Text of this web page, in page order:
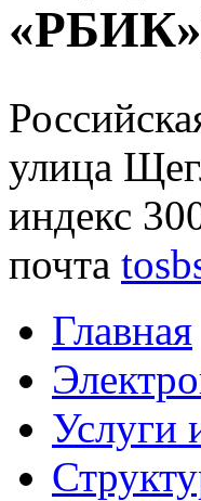
улица
индекс
почта
Главная
Услуги